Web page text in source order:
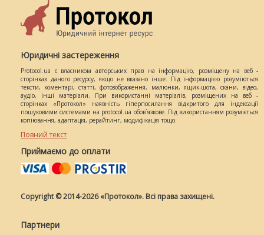
Юридичні застереження
Protocol.ua є власником авторських прав на інформацію, розміщену на веб -
сторінках даного ресурсу, якщо не вказано інше. Під інформацією розуміються
тексти, коментарі, статті, фотозображення, малюнки, ящик-шота, скани, відео,
аудіо, інші матеріали. При використанні матеріалів, розміщених на веб -
сторінках «Протокол» наявність гіперпосилання відкритого для індексації
пошуковими системами на protocol.ua обов`язкове. Під використанням розуміється
копіювання, адаптація, рерайтинг, модифікація тощо.
Повний текст
Приймаємо до оплати
Copyright © 2014-2026 «Протокол». Всі права захищені.
Партнери